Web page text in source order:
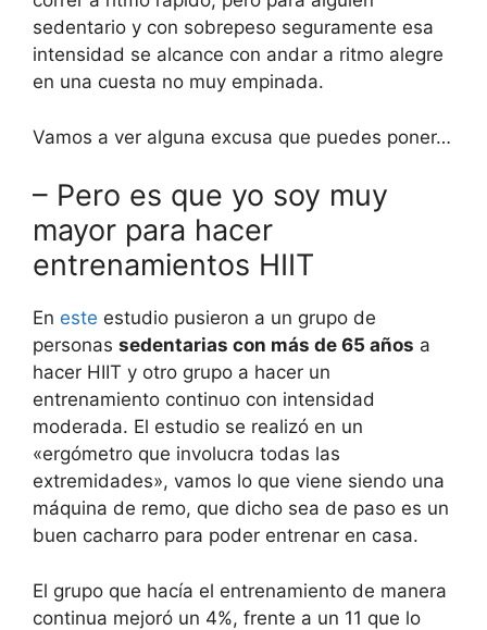
sedentario y con sobrepeso seguramente esa
intensidad se alcance con andar a ritmo alegre
en una cuesta no muy empinada.
Vamos a ver alguna excusa que puedes poner…
– Pero es que yo soy muy
mayor para hacer
entrenamientos HIIT
En este estudio pusieron a un grupo de
personas sedentarias con más de 65 años a
hacer HIIT y otro grupo a hacer un
entrenamiento continuo con intensidad
moderada. El estudio se realizó en un
«ergómetro que involucra todas las
extremidades», vamos lo que viene siendo una
máquina de remo, que dicho sea de paso es un
buen cacharro para poder entrenar en casa.
El grupo que hacía el entrenamiento de manera
continua mejoró un 4%, frente a un 11 que lo